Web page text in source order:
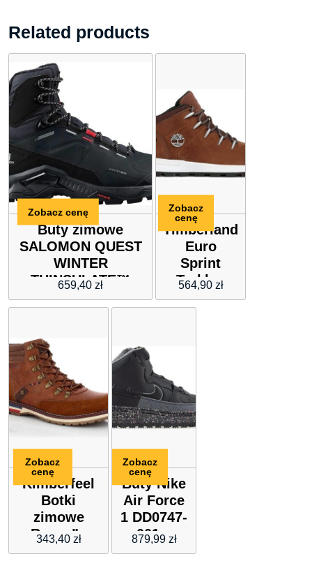
Related products
Buty zimowe
SALOMON QUEST
WINTER
THINSULATE™
CLIMASALOMON™
WATERPROOF
659,40 zł
Zobacz cenę
Timberland
Euro
Sprint
Trekker
Mid
0A25Dc
564,90 zł
Zobacz
cenę
Kimberfeel
Botki
zimowe
„Renzo” w
kolorze
343,40 zł
Zobacz
cenę
Buty Nike
Air Force
1 DD0747-
001 –
czarne
879,99 zł
Zobacz
cenę